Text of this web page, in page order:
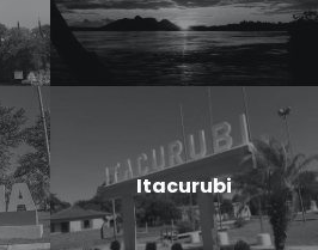
Itacurubi